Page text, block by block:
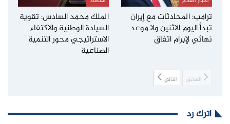
ترامب: المحادثات مع إيران
تبدأ اليوم الاثنين ولا موعد
نهائي لإبرام اتفاق
الملك محمد السادس: تقوية
السيادة الوطنية والاكتفاء
الاستراتيجي محور التنمية
الصناعية
السابق التالي
اترك رد